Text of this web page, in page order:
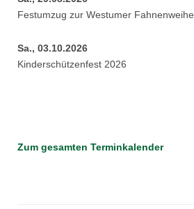
Festumzug zur Westumer Fahnenweihe
Sa., 03.10.2026
Kinderschützenfest 2026
Zum gesamten Terminkalender